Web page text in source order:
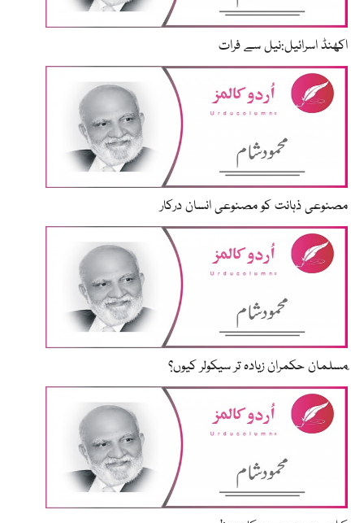
اکھنڈ اسرائیل:نیل سے فرات
مصنوعی ذہانت کو مصنوعی انسان درکار
ّمسلمان حکمران زیادہ تر سیکولر کیوں؟